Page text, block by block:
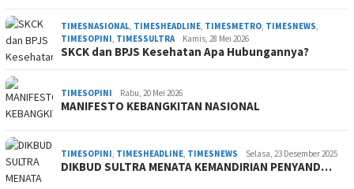
TIMESNASIONAL, TIMESHEADLINE, TIMESMETRO, TIMESNEWS,
TIMESOPINI, TIMESSULTRA Kamis, 28 Mei 2026
SKCK dan BPJS Kesehatan Apa Hubungannya?
TIMESOPINI Rabu, 20 Mei 2026
MANIFESTO KEBANGKITAN NASIONAL
TIMESOPINI, TIMESHEADLINE, TIMESNEWS Selasa, 23 Desember 2025
DIKBUD SULTRA MENATA KEMANDIRIAN PENYAND…